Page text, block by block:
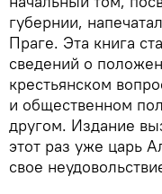
губернии,
Праге. Эта книга
сведений о
крестьянском
и общественном
другом. Издание
этот раз уже царь
свое